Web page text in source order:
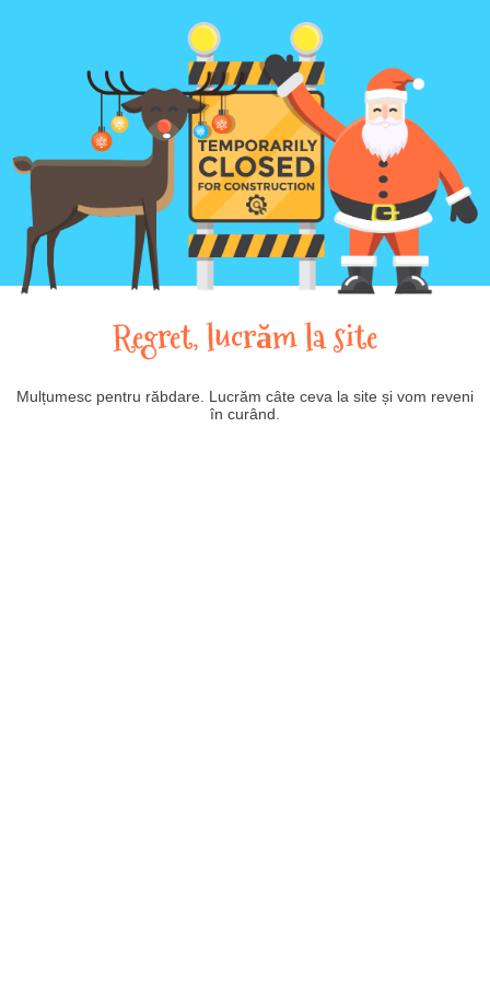
Regret, lucrăm la site
Mulțumesc pentru răbdare. Lucrăm câte ceva la site și vom reveni
în curând.